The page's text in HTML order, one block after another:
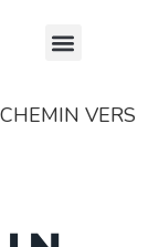
VERS